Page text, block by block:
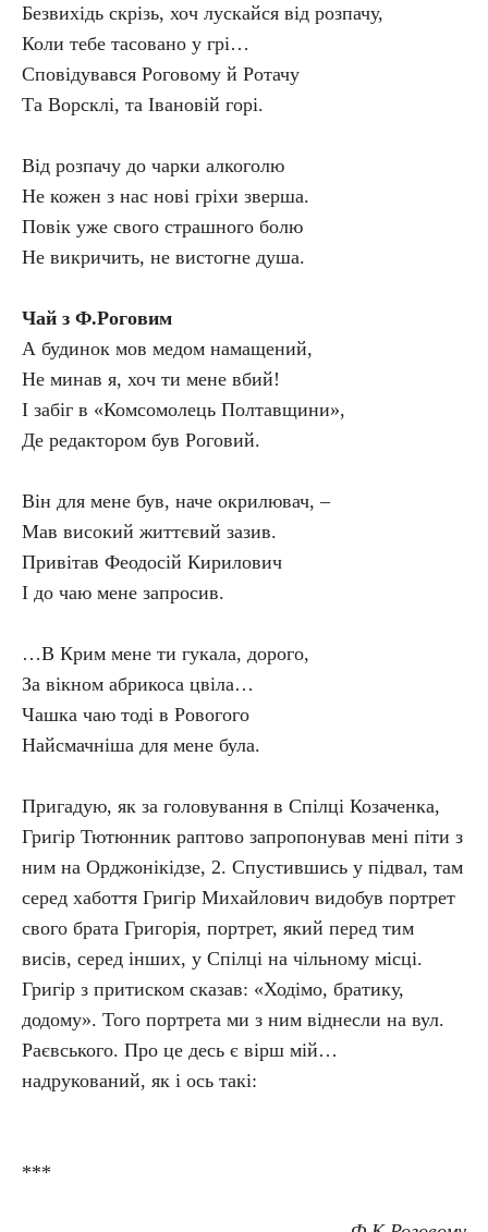
Безвихідь скрізь, хоч лускайся від розпачу,
Коли тебе тасовано у грі…
Сповідувався Роговому й Ротачу
Та Ворсклі, та Івановій горі.
Від розпачу до чарки алкоголю
Не кожен з нас нові гріхи зверша.
Повік уже свого страшного болю
Не викричить, не вистогне душа.
Чай з Ф.Роговим
А будинок мов медом намащений,
Не минав я, хоч ти мене вбий!
І забіг в «Комсомолець Полтавщини»,
Де редактором був Роговий.
Він для мене був, наче окрилювач, –
Мав високий життєвий зазив.
Привітав Феодосій Кирилович
І до чаю мене запросив.
…В Крим мене ти гукала, дорого,
За вікном абрикоса цвіла…
Чашка чаю тоді в Ровогого
Найсмачніша для мене була.
Пригадую, як за головування в Спілці Козаченка,
Григір Тютюнник раптово запропонував мені піти з
ним на Орджонікідзе, 2. Спустившись у підвал, там
серед хабоття Григір Михайлович видобув портрет
свого брата Григорія, портрет, який перед тим
висів, серед інших, у Спілці на чільному місці.
Григір з притиском сказав: «Ходімо, братику,
додому». Того портрета ми з ним віднесли на вул.
Раєвського. Про це десь є вірш мій…
надрукований, як і ось такі:
***